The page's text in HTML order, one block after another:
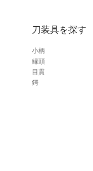
刀装具を探す
小柄
縁頭
目貫
鍔